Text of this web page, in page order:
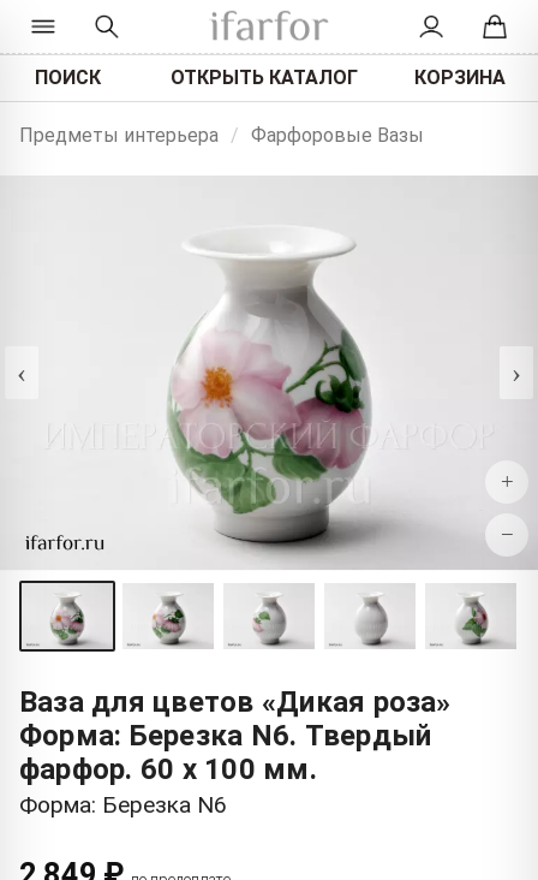
ПОИСК ОТКРЫТЬ КАТАЛОГ КОРЗИНА
Предметы интерьера / Фарфоровые Вазы
‹ ›
+
−
Ваза для цветов «Дикая роза»
Форма: Березка N6. Твердый
фарфор. 60 x 100 мм.
Форма: Березка N6